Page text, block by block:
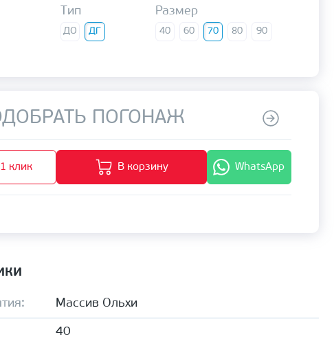
Тип
ДО ДГ
Размер
40 60 70 80 90
ПОГОНАЖ
клик В корзину WhatsApp
Массив Ольхи
40